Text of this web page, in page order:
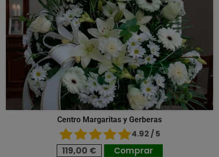
Centro Margaritas y Gerberas
4.92 / 5
119,00 € Comprar